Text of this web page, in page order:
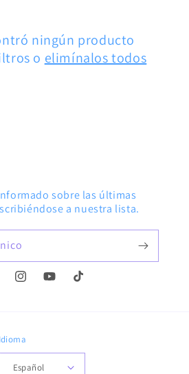
ningún producto
o elimínalos todos
sobre las últimas
a nuestra lista.
InstagramYouTubeTikTok
Idioma
Español